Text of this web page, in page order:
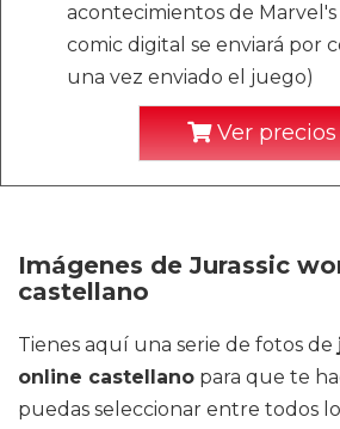
acontecimientos de Marvel's
comic digital se enviará por
una vez enviado el juego)
Ver
Imágenes de Jurassic
castellano
Tienes aquí una serie de fotos de
online castellano para que te
puedas seleccionar entre todos